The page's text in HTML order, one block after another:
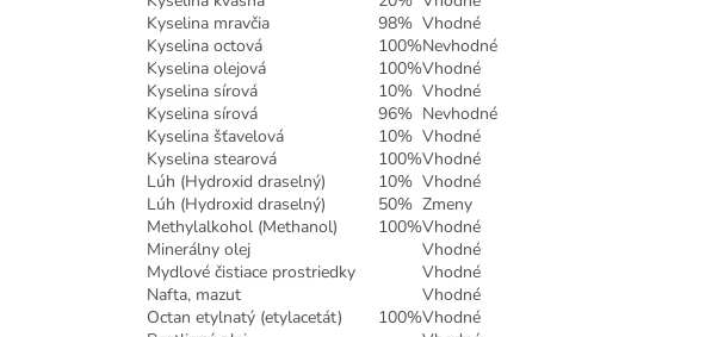
Kyselina mravčia
98% Vhodné
Kyselina octová
100%Nevhodné
Kyselina olejová
100%Vhodné
Kyselina sírová
10% Vhodné
Kyselina sírová
96% Nevhodné
Kyselina šťavelová
10% Vhodné
Kyselina stearová
100%Vhodné
Lúh (Hydroxid draselný)
10% Vhodné
Lúh (Hydroxid draselný)
50% Zmeny
Methylalkohol (Methanol)
100%Vhodné
Minerálny olej
Vhodné
Mydlové čistiace prostriedky
Vhodné
Nafta, mazut
Vhodné
Octan etylnatý (etylacetát)
100%Vhodné